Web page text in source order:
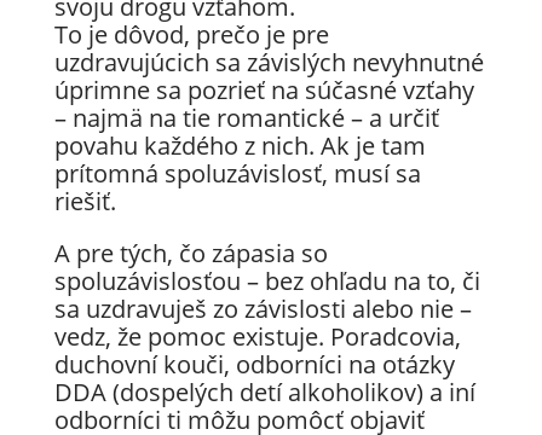
svoju drogu vzťahom.
To je dôvod, prečo je pre
uzdravujúcich sa závislých nevyhnutné
úprimne sa pozrieť na súčasné vzťahy
– najmä na tie romantické – a určiť
povahu každého z nich. Ak je tam
prítomná spoluzávislosť, musí sa
riešiť.
A pre tých, čo zápasia so
spoluzávislosťou – bez ohľadu na to, či
sa uzdravuješ zo závislosti alebo nie –
vedz, že pomoc existuje. Poradcovia,
duchovní kouči, odborníci na otázky
DDA (dospelých detí alkoholikov) a iní
odborníci ti môžu pomôcť objaviť